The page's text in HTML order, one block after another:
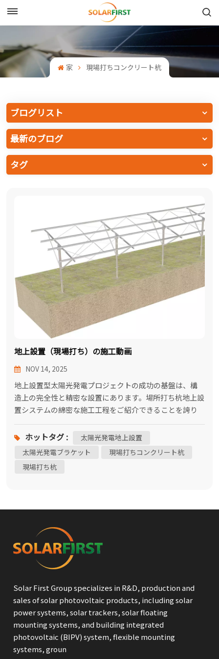
English
Français
中文
Русский
Español
家 現場打ちコンクリート杭
ブログリスト
最新のブログ
タグ
地上設置（現場打ち）の施工動画
NOV 14, 2025
地上設置型太陽光発電プロジェクトの成功の基盤は、構
造上の完全性と精密な設置にあります。場所打ち杭地上設
置システムの綿密な施工工程をご紹介できることを誇り
に思います。この工法は最高の安定性と長寿命を保証し、
お客様の投資を今後10年ほど守ります。導入✅ステップ1
- まず、機材を使って地面に穴を掘ります。穴の深さは図
面に従って決定します。✅ステップ 2 - 杭を穴に入れてブ
ラケットで固定し、コンクリートを穴に注ぎます。✅ステ
固定します。✅ステップ 5 - 垂木ブラケットを傾斜梁に固
ネクタに重ね、傾斜ブレースを傾斜ビームとクランプの間
に固定します。✅ステップ 7 - 柱タイロッドと斜め梁タイ
ロッドを取り付けます。✅ステップ 8 - 垂木は垂木コネク
タを使用して順番に接続され、垂木タイロッドが取り付
木にボルトで固定します信頼性の高い設置システムは、
太陽光資産のエネルギー出力と寿命を最大化するための
鍵となります。当社は、商業用および公益事業規模のプロ
ジェクト向けに太陽光発電ソリューションを提供するこ
とに注力しています。お客様の今後の再生可能エネルギー
計画をどのようにサポートできるか、ぜひご相談くださ
ホットタグ :
太陽光発電地上設置
太陽光発電ブラケット
現場打ちコンクリート杭
現場打ち杭
Solar First Group specializes in R&D, production and
sales of solar photovoltaic products, including solar
power systems, solar trackers, solar floating
mounting systems, and building integrated
photovoltaic (BIPV) system, flexible mounting
systems, groun